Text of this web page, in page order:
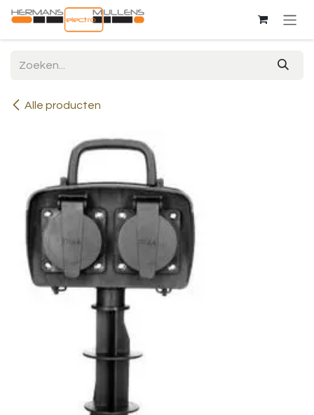
Overslaan naar inhoud
Alle producten